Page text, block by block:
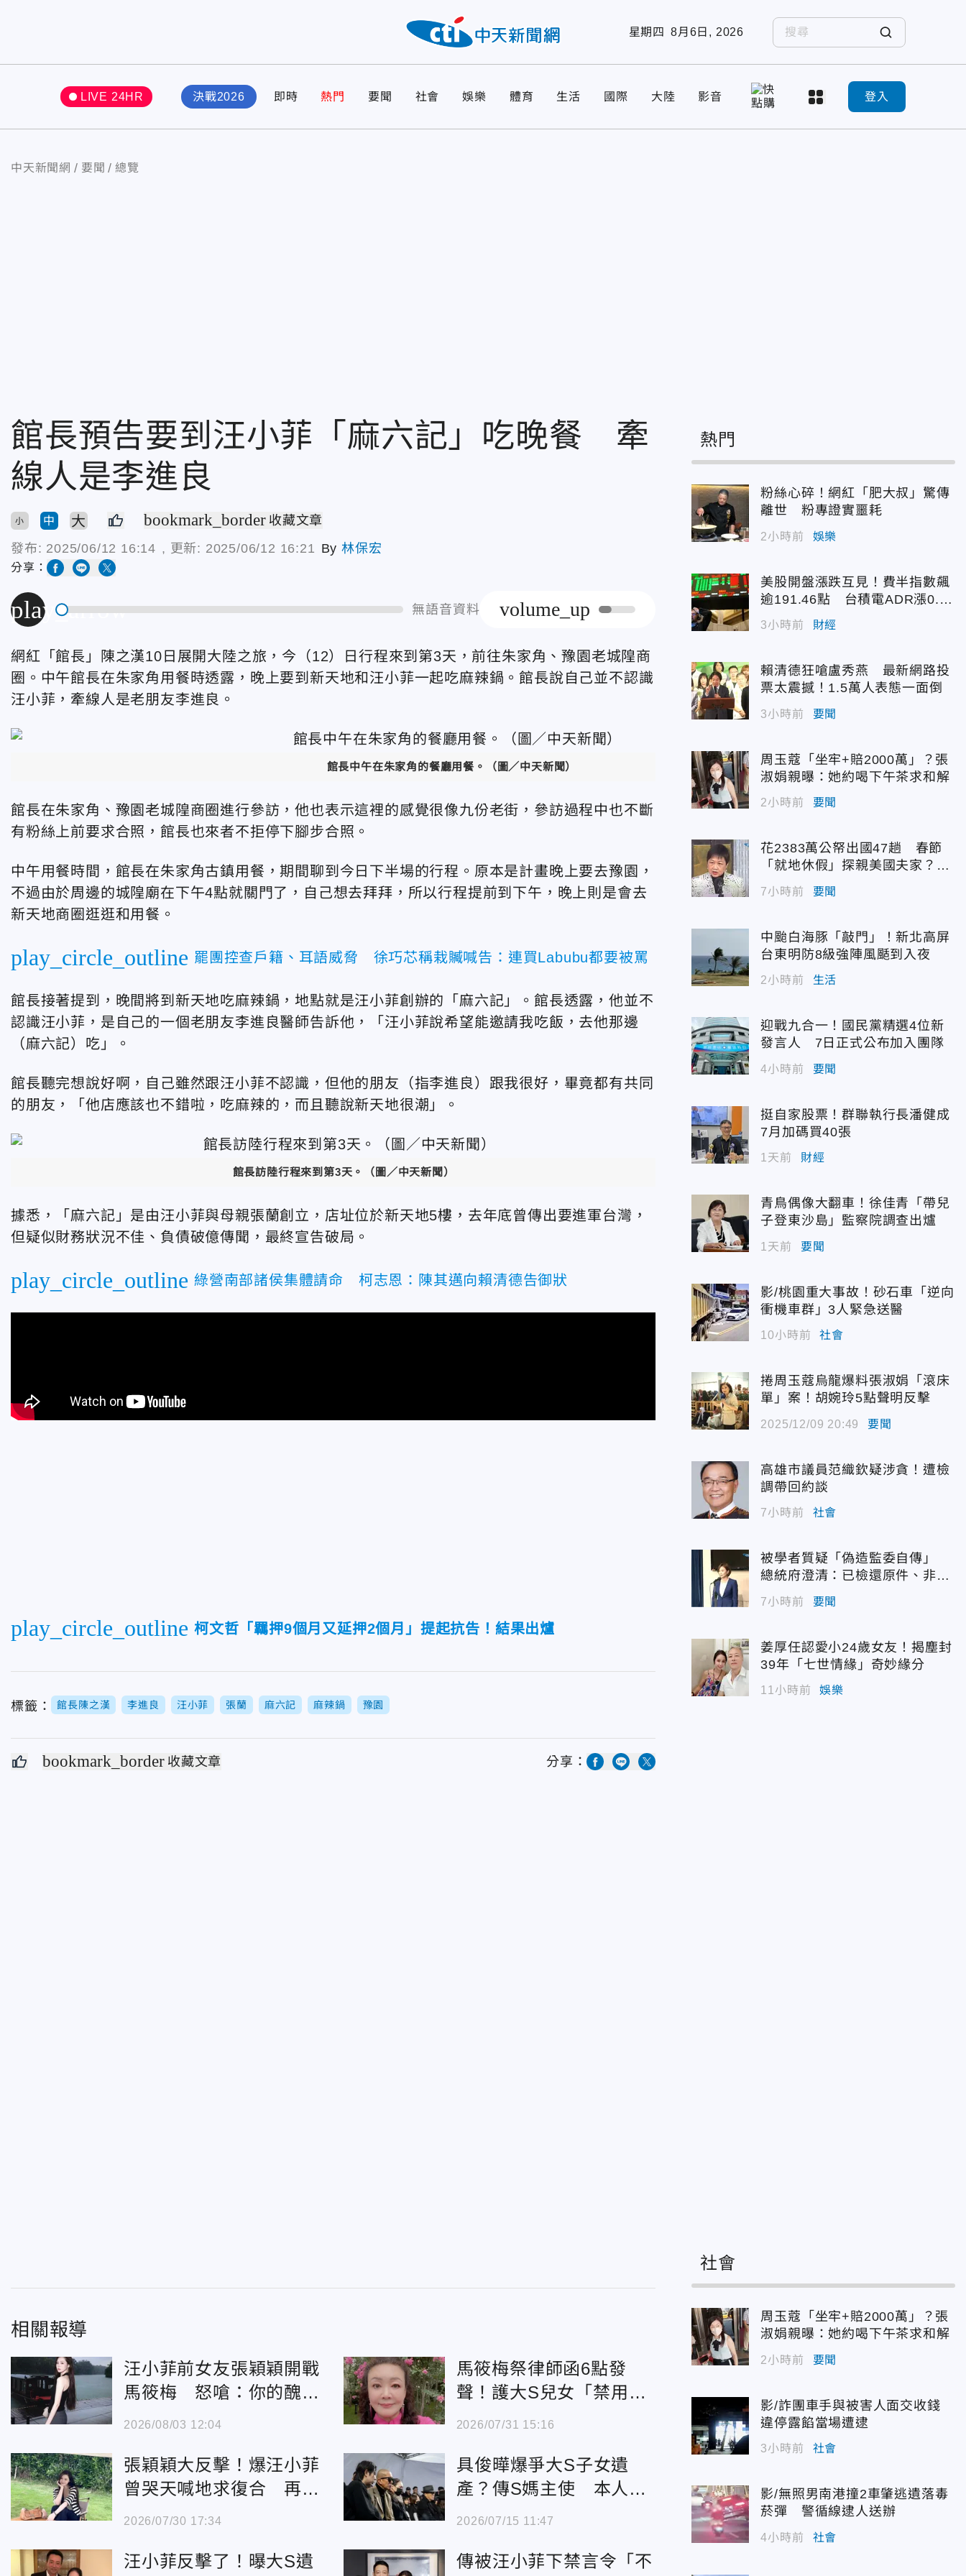
星期四 8月6日, 2026
LIVE 24HR 決戰2026 即時 熱門 要聞 社會 娛樂 體育 生活 國際 大陸 影音 登入
中天新聞網 要聞 總覽
館長預告要到汪小菲「麻六記」吃晚餐 牽
線人是李進良
小 中 大 bookmark_border 收藏文章
發布: 2025/06/12 16:14 , 更新: 2025/06/12 16:21 By林保宏
分享：
play_arrow 無語音資料 volume_up
網紅「館長」陳之漢10日展開大陸之旅，今（12）日行程來到第3天，前往朱家角、豫園老城隍商
圈。中午館長在朱家角用餐時透露，晚上要到新天地和汪小菲一起吃麻辣鍋。館長說自己並不認識
汪小菲，牽線人是老朋友李進良。
館長中午在朱家角的餐廳用餐。（圖／中天新聞）
館長在朱家角、豫園老城隍商圈進行參訪，他也表示這裡的感覺很像九份老街，參訪過程中也不斷
有粉絲上前要求合照，館長也來者不拒停下腳步合照。
中午用餐時間，館長在朱家角古鎮用餐，期間聊到今日下半場的行程。原本是計畫晚上要去豫園，
不過由於周邊的城隍廟在下午4點就關門了，自己想去拜拜，所以行程提前到下午，晚上則是會去
新天地商圈逛逛和用餐。
play_circle_outline 罷團控查戶籍、耳語威脅 徐巧芯稱栽贓喊告：連買Labubu都要被罵
館長接著提到，晚間將到新天地吃麻辣鍋，地點就是汪小菲創辦的「麻六記」。館長透露，他並不
認識汪小菲，是自己的一個老朋友李進良醫師告訴他，「汪小菲說希望能邀請我吃飯，去他那邊
（麻六記）吃」。
館長聽完想說好啊，自己雖然跟汪小菲不認識，但他的朋友（指李進良）跟我很好，畢竟都有共同
的朋友，「他店應該也不錯啦，吃麻辣的，而且聽說新天地很潮」。
館長訪陸行程來到第3天。（圖／中天新聞）
據悉，「麻六記」是由汪小菲與母親張蘭創立，店址位於新天地5樓，去年底曾傳出要進軍台灣，
但疑似財務狀況不佳、負債破億傳聞，最終宣告破局。
play_circle_outline 綠營南部諸侯集體請命 柯志恩：陳其邁向賴清德告御狀
play_circle_outline 柯文哲「羈押9個月又延押2個月」提起抗告！結果出爐
標籤： 館長陳之漢 李進良 汪小菲 張蘭 麻六記 麻辣鍋 豫園
bookmark_border 收藏文章 分享：
相關報導
汪小菲前女友張穎穎開戰
馬筱梅 怒嗆：你的醜聞
更炸裂
2026/08/03 12:04
馬筱梅祭律師函6點發
聲！護大S兒女「禁用未
成年肖像」 張蘭曬孫惹
2026/07/31 15:16
張穎穎大反擊！爆汪小菲
曾哭天喊地求復合 再
轟：兩個爛人
2026/07/30 17:34
具俊曄爆爭大S子女遺
產？傳S媽主使 本人
駁：胡言亂語
2026/07/15 11:47
汪小菲反擊了！曝大S遺
傳被汪小菲下禁言令「不
熱門
粉絲心碎！網紅「肥大叔」驚傳
離世 粉專證實噩耗
2小時前 娛樂
美股開盤漲跌互見！費半指數飆
逾191.46點 台積電ADR漲0.9
3%
3小時前 財經
賴清德狂嗆盧秀燕 最新網路投
票太震撼！1.5萬人表態一面倒
3小時前 要聞
周玉蔻「坐牢+賠2000萬」？張
淑娟親曝：她約喝下午茶求和解
2小時前 要聞
花2383萬公帑出國47趟 春節
「就地休假」探親美國夫家？徐
佳青回應了
7小時前 要聞
中颱白海豚「敲門」！新北高屏
台東明防8級強陣風颳到入夜
2小時前 生活
迎戰九合一！國民黨精選4位新
發言人 7日正式公布加入團隊
4小時前 要聞
挺自家股票！群聯執行長潘健成
7月加碼買40張
1天前 財經
青鳥偶像大翻車！徐佳青「帶兒
子登東沙島」監察院調查出爐
1天前 要聞
影/桃園重大事故！砂石車「逆向
衝機車群」3人緊急送醫
10小時前 社會
捲周玉蔻烏龍爆料張淑娟「滾床
單」案！胡婉玲5點聲明反擊
2025/12/09 20:49 要聞
高雄市議員范織欽疑涉貪！遭檢
調帶回約談
7小時前 社會
被學者質疑「偽造監委自傳」
總統府澄清：已檢還原件、非府
方提供
7小時前 要聞
姜厚任認愛小24歲女友！揭塵封
39年「七世情緣」奇妙緣分
11小時前 娛樂
社會
周玉蔻「坐牢+賠2000萬」？張
淑娟親曝：她約喝下午茶求和解
2小時前 要聞
影/詐團車手與被害人面交收錢
違停露餡當場遭逮
3小時前 社會
影/無照男南港撞2車肇逃遺落毒
菸彈 警循線逮人送辦
4小時前 社會